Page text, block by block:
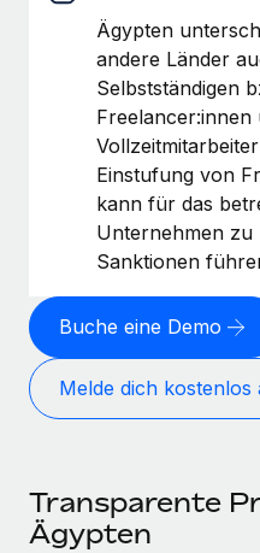
Ägypten
andere Länder
Selbstständigen
Freelancer:innen
Einstufung von
kann für das
Unternehmen zu
Sanktionen
Buche eine Demo
Melde dich kostenlos
Transparente
Ägypten